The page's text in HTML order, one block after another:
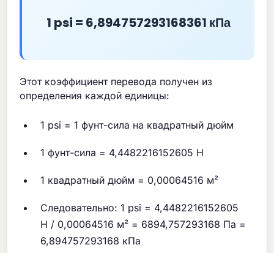
1 psi = 6,894757293168361 кПа
Этот коэффициент перевода получен из
определения каждой единицы:
1 psi = 1 фунт-сила на квадратный дюйм
1 фунт-сила = 4,4482216152605 Н
1 квадратный дюйм = 0,00064516 м²
Следовательно: 1 psi = 4,4482216152605
Н / 0,00064516 м² = 6894,757293168 Па =
6,894757293168 кПа